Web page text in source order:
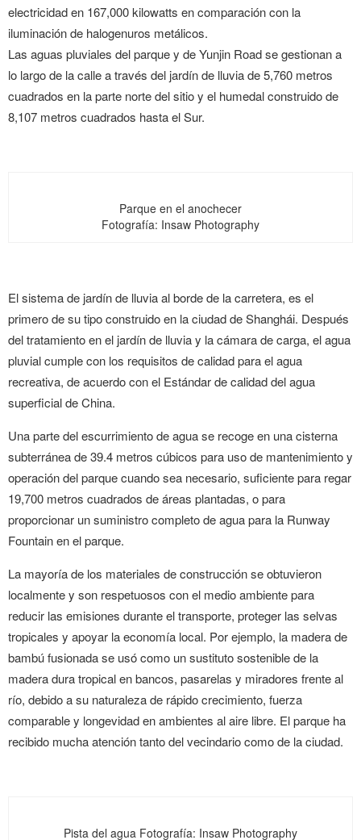
electricidad en 167,000 kilowatts en comparación con la
iluminación de halogenuros metálicos.
Las aguas pluviales del parque y de Yunjin Road se gestionan a
lo largo de la calle a través del jardín de lluvia de 5,760 metros
cuadrados en la parte norte del sitio y el humedal construido de
8,107 metros cuadrados hasta el Sur.
Parque en el anochecer
Fotografía: Insaw Photography
El sistema de jardín de lluvia al borde de la carretera, es el
primero de su tipo construido en la ciudad de Shanghái. Después
del tratamiento en el jardín de lluvia y la cámara de carga, el agua
pluvial cumple con los requisitos de calidad para el agua
recreativa, de acuerdo con el Estándar de calidad del agua
superficial de China.
Una parte del escurrimiento de agua se recoge en una cisterna
subterránea de 39.4 metros cúbicos para uso de mantenimiento y
operación del parque cuando sea necesario, suficiente para regar
19,700 metros cuadrados de áreas plantadas, o para
proporcionar un suministro completo de agua para la Runway
Fountain en el parque.
La mayoría de los materiales de construcción se obtuvieron
localmente y son respetuosos con el medio ambiente para
reducir las emisiones durante el transporte, proteger las selvas
tropicales y apoyar la economía local. Por ejemplo, la madera de
bambú fusionada se usó como un sustituto sostenible de la
madera dura tropical en bancos, pasarelas y miradores frente al
río, debido a su naturaleza de rápido crecimiento, fuerza
comparable y longevidad en ambientes al aire libre. El parque ha
recibido mucha atención tanto del vecindario como de la ciudad.
Pista del agua Fotografía: Insaw Photography